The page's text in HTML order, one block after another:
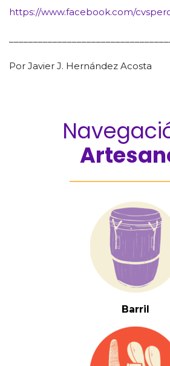
https://www.facebook.com/
Por Javier J. Hernández Acosta
Barril